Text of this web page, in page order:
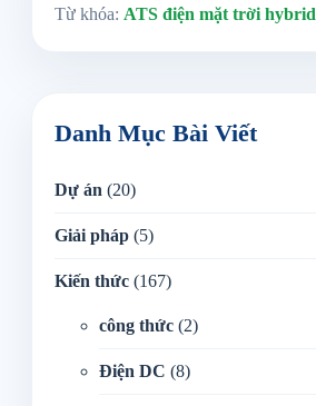
Từ khóa: ATS điện mặt trời hybrid
Danh Mục Bài Viết
Dự án (20)
Giải pháp (5)
Kiến thức (167)
công thức (2)
Điện DC (8)